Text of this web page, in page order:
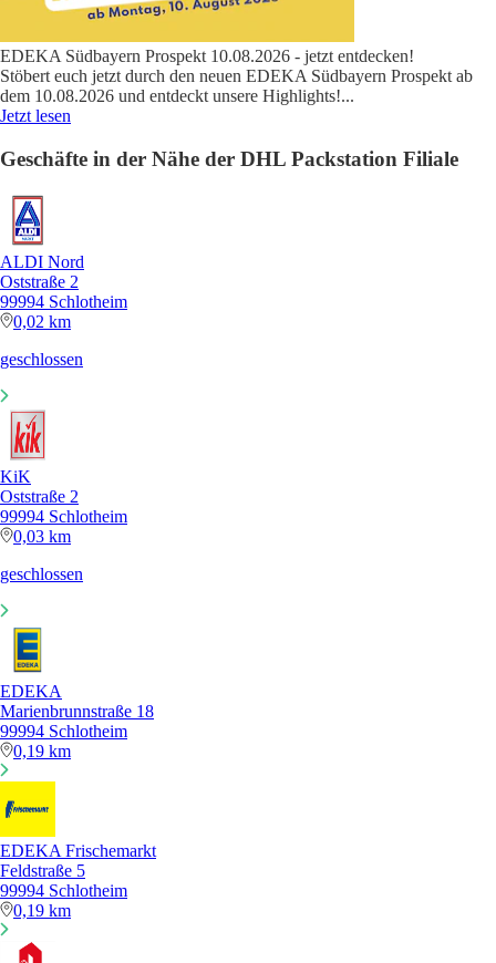
EDEKA Südbayern Prospekt 10.08.2026 - jetzt entdecken!
Stöbert euch jetzt durch den neuen EDEKA Südbayern Prospekt ab
dem 10.08.2026 und entdeckt unsere Highlights!...
Jetzt lesen
Geschäfte in der Nähe der DHL Packstation Filiale
ALDI Nord
Oststraße 2
99994 Schlotheim
0,02 km
geschlossen
KiK
Oststraße 2
99994 Schlotheim
0,03 km
geschlossen
EDEKA
Marienbrunnstraße 18
99994 Schlotheim
0,19 km
EDEKA Frischemarkt
Feldstraße 5
99994 Schlotheim
0,19 km